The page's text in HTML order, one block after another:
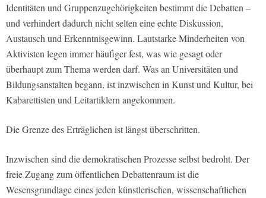
Identitäten und Gruppenzugehörigkeiten bestimmt die Debatten –
und verhindert dadurch nicht selten eine echte Diskussion,
Austausch und Erkenntnisgewinn. Lautstarke Minderheiten von
Aktivisten legen immer häufiger fest, was wie gesagt oder
überhaupt zum Thema werden darf. Was an Universitäten und
Bildungsanstalten begann, ist inzwischen in Kunst und Kultur, bei
Kabarettisten und Leitartiklern angekommen.
Die Grenze des Erträglichen ist längst überschritten.
Inzwischen sind die demokratischen Prozesse selbst bedroht. Der
freie Zugang zum öffentlichen Debattenraum ist die
Wesensgrundlage eines jeden künstlerischen, wissenschaftlichen